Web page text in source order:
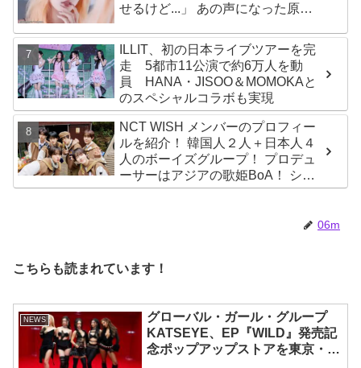
せるけど...」 あの声になった原因
ILLIT、初の日本ライブツアーを完
走 5都市11公演で約6万人を動
員 HANA・JISOO＆MOMOKAと
のスペシャルコラボも実現
NCT WISH メンバーのプロフィー
ルを紹介！ 韓国人２人＋日本人４
人のボーイズグループ！ プロデュ
ーサーはアジアの歌姫BoA！ シオ
ン、ジェヒ、リク、ユウシ、リョ
06m
こちらも読まれています！
NEWS
グローバル・ガール・グループ
KATSEYE、EP『WILD』発売記
念ポップアップストアを東京・原